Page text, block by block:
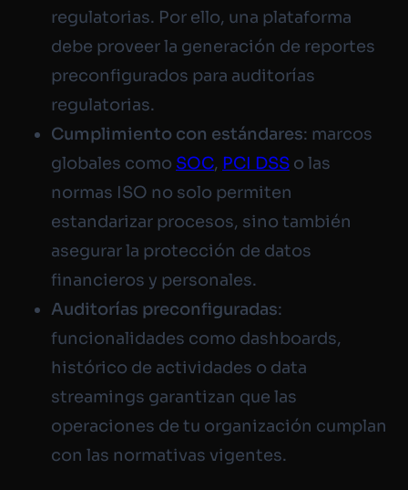
regulatorias. Por ello, una plataforma
debe proveer la generación de reportes
preconfigurados para auditorías
regulatorias.
Cumplimiento con estándares: marcos
globales como SOC, PCI DSS o las
normas ISO no solo permiten
estandarizar procesos, sino también
asegurar la protección de datos
financieros y personales.
Auditorías preconfiguradas:
funcionalidades como dashboards,
histórico de actividades o data
streamings garantizan que las
operaciones de tu organización cumplan
con las normativas vigentes.